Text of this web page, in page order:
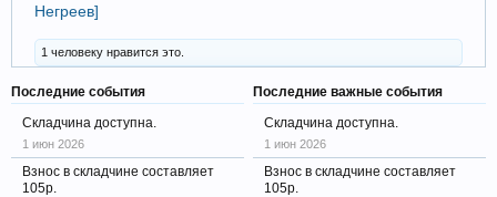
Негреев]
1 человеку нравится это.
Последние события
Складчина доступна.
1 июн 2026
Взнос в складчине составляет
105р.
Последние важные события
Складчина доступна.
1 июн 2026
Взнос в складчине составляет
105р.